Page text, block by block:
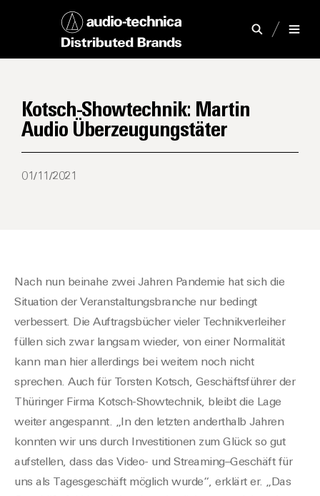
Kotsch-Showtechnik: Martin
Audio Überzeugungstäter
01/11/2021
Nach nun beinahe zwei Jahren Pandemie hat sich die
Situation der Veranstaltungsbranche nur bedingt
verbessert. Die Auftragsbücher vieler Technikverleiher
füllen sich zwar langsam wieder, von einer Normalität
kann man hier allerdings bei weitem noch nicht
sprechen. Auch für Torsten Kotsch, Geschäftsführer der
Thüringer Firma Kotsch-Showtechnik, bleibt die Lage
weiter angespannt. „In den letzten anderthalb Jahren
konnten wir uns durch Investitionen zum Glück so gut
aufstellen, dass das Video- und Streaming–Geschäftfür
uns als Tagesgeschäft möglich wurde“, erklärt er. „Das